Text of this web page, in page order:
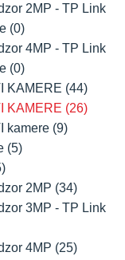
2MP - TP Link
(0)
4MP - TP Link
(0)
KAMERE (44)
KAMERE (26)
kamere (9)
(5)
2MP (34)
3MP - TP Link
4MP (25)